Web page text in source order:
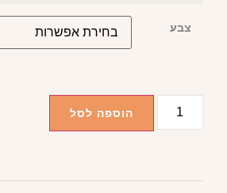
צבע
הוספה לסל